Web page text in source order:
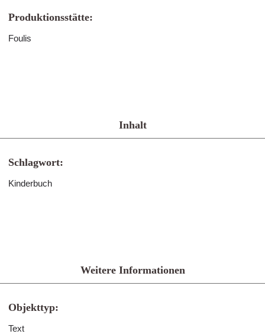
Produktionsstätte:
Foulis
Inhalt
Schlagwort:
Kinderbuch
Weitere Informationen
Objekttyp:
Text